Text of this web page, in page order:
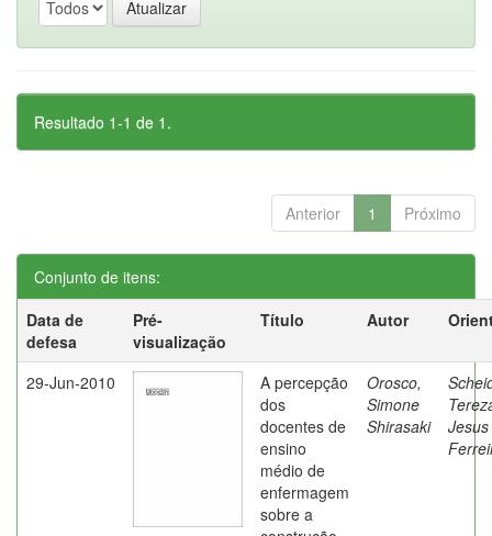
Resultado 1-1 de 1.
Anterior 1 Próximo
Conjunto de itens:
Data de
defesa
Pré-
visualização
Título Autor
29-Jun-2010
A percepção
dos
docentes de
ensino
médio de
enfermagem
sobre a
Orosco,
Simone
Shirasaki
Jesus